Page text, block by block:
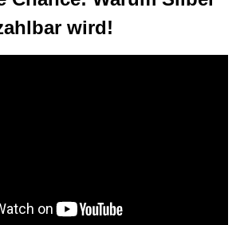
wird!